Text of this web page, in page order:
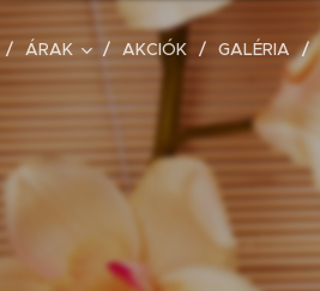
ÁRAK AKCIÓK GALÉRIA